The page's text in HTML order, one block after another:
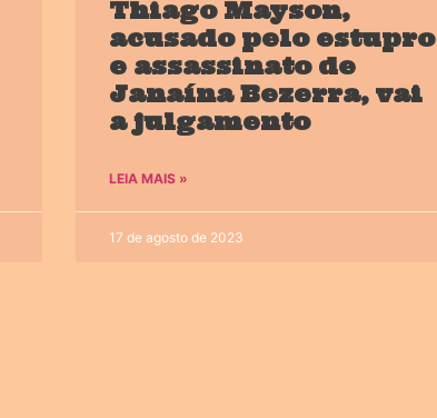
Thiago Mayson,
acusado pelo estupro
e assassinato de
Janaína Bezerra, vai
a julgamento
LEIA MAIS »
17 de agosto de 2023